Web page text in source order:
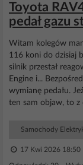
Toyota
pedał gazu
Witam kolegów
116 koni do dzisiaj
silnik przestał
Engine i...
wymianę pedału.
ten sam objaw, to z
Samochody
17 Kwi 2026 18:50